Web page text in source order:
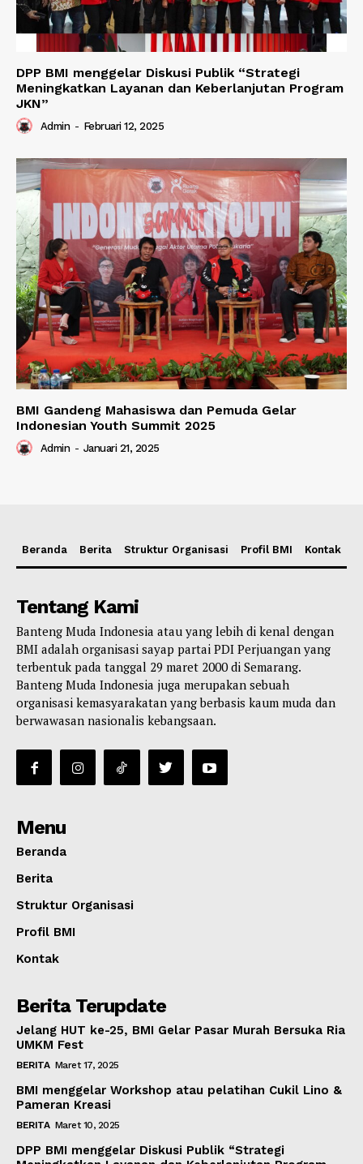
DPP BMI menggelar Diskusi Publik “Strategi
Meningkatkan Layanan dan Keberlanjutan Program
JKN”
Admin - Februari 12, 2025
BMI Gandeng Mahasiswa dan Pemuda Gelar
Indonesian Youth Summit 2025
Admin - Januari 21, 2025
Beranda Berita Struktur Organisasi Profil BMI Kontak
Tentang Kami
Banteng Muda Indonesia atau yang lebih di kenal dengan
BMI adalah organisasi sayap partai PDI Perjuangan yang
terbentuk pada tanggal 29 maret 2000 di Semarang.
Banteng Muda Indonesia juga merupakan sebuah
organisasi kemasyarakatan yang berbasis kaum muda dan
berwawasan nasionalis kebangsaan.
Menu
Beranda
Berita
Struktur Organisasi
Profil BMI
Kontak
Berita Terupdate
Jelang HUT ke-25, BMI Gelar Pasar Murah Bersuka Ria
UMKM Fest
BERITA Maret 17, 2025
BMI menggelar Workshop atau pelatihan Cukil Lino &
Pameran Kreasi
BERITA Maret 10, 2025
DPP BMI menggelar Diskusi Publik “Strategi